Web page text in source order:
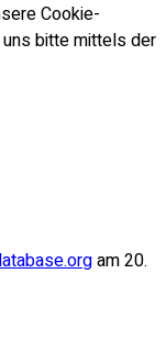
Cookie-
bitte mittels der
am 20.